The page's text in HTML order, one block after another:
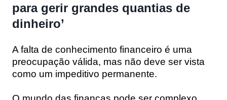
para gerir grandes quantias de
dinheiro’
A falta de conhecimento financeiro é uma
preocupação válida, mas não deve ser vista
como um impeditivo permanente.